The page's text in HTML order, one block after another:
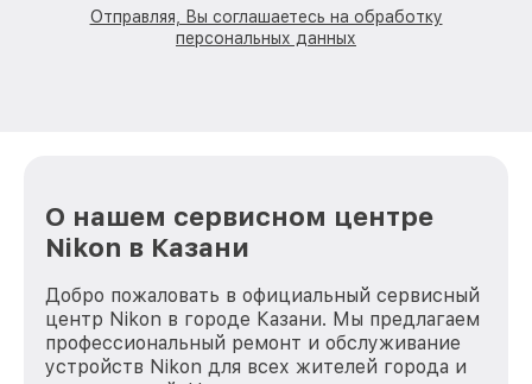
Отправляя, Вы соглашаетесь на обработку
персональных данных
О нашем сервисном центре
Nikon в Казани
Добро пожаловать в официальный сервисный
центр Nikon в городе Казани. Мы предлагаем
профессиональный ремонт и обслуживание
устройств Nikon для всех жителей города и